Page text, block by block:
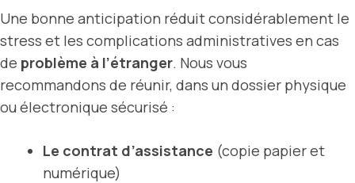
Une bonne anticipation réduit considérablement le
stress et les complications administratives en cas
de problème à l’étranger. Nous vous
recommandons de réunir, dans un dossier physique
ou électronique sécurisé :
Le contrat d’assistance (copie papier et
numérique)